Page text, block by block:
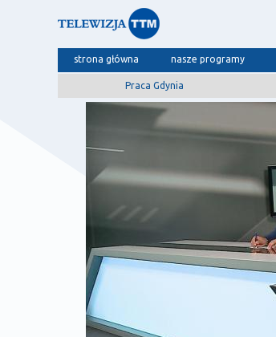
strona główna nasze programy
Praca Gdynia